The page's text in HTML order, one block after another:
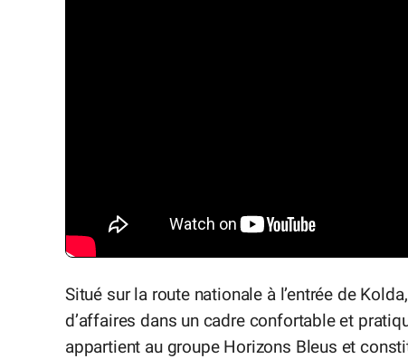
Situé sur la route nationale à l’entrée de
d’affaires dans un cadre confortable et
appartient au groupe Horizons Bleus et